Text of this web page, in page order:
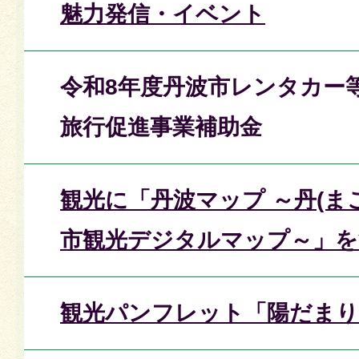
魅力発信・イベント
令和8年度丹波市レンタカー
旅行促進事業補助金
観光に「丹波マップ ～丹(ま
市観光デジタルマップ～」
観光パンフレット「陽だま